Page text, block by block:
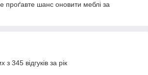
проґавте шанс оновити меблі за
з 345 відгуків за рік